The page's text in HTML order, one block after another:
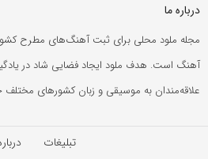
درباره ما
مجله ملود محلی برای ثبت آهنگ‌های مطرح
آهنگ است. هدف ملود ایجاد فضایی شاد در
علاقه‌مندان به موسیقی و زبان کشورهای
تبلیغات